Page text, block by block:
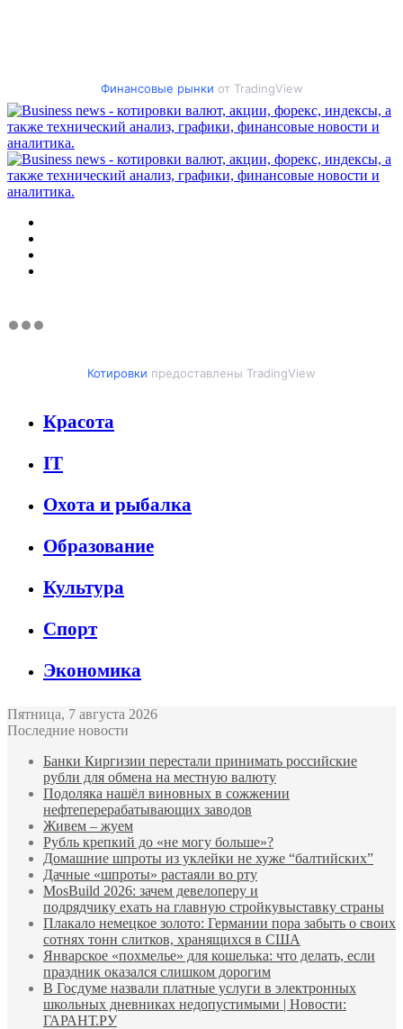
Финансовые рынки от TradingView
Котировки предоставлены TradingView
Красота
IT
Охота и рыбалка
Образование
Культура
Спорт
Экономика
Пятница, 7 августа 2026
Последние новости
Банки Киргизии перестали принимать российские
рубли для обмена на местную валюту
Подоляка нашёл виновных в сожжении
нефтеперерабатывающих заводов
Живем – жуем
Рубль крепкий до «не могу больше»?
Домашние шпроты из уклейки не хуже “балтийских”
Дачные «шпроты» растаяли во рту
MosBuild 2026: зачем девелоперу и
подрядчиĸу ехать на главную стройĸувыставĸу страны
Плакало немецкое золото: Германии пора забыть о своих
сотнях тонн слитков, хранящихся в США
Январское «похмелье» для кошелька: что делать, если
праздник оказался слишком дорогим
В Госдуме назвали платные услуги в электронных
школьных дневниках недопустимыми | Новости:
ГАРАНТ.РУ